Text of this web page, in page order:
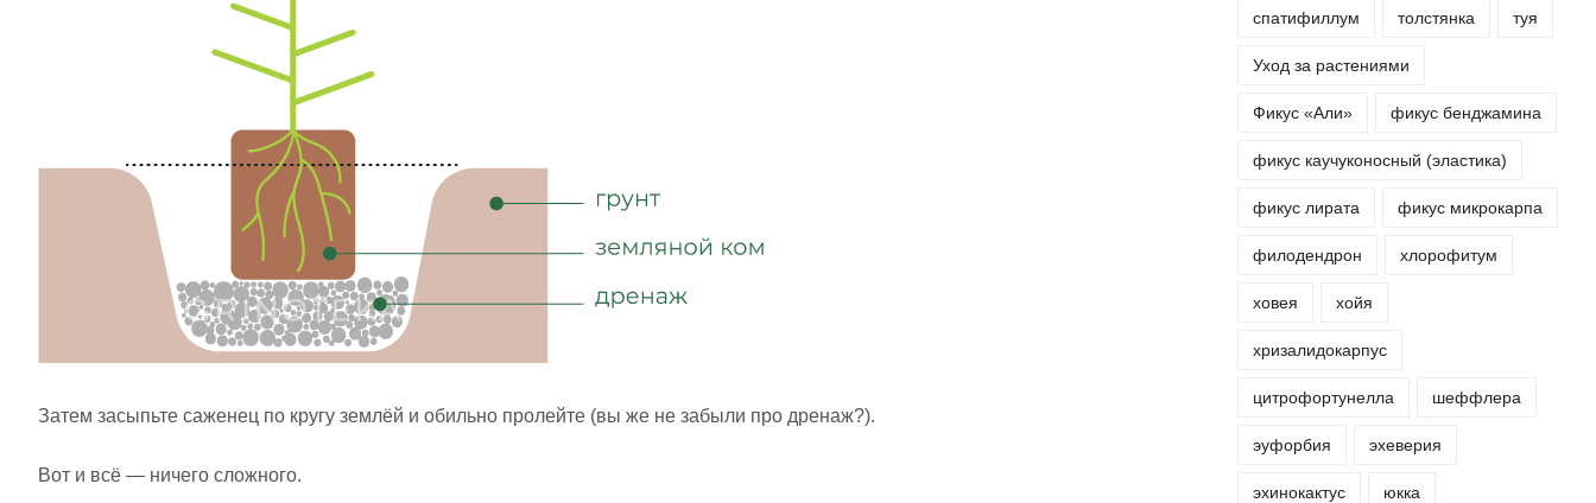
Затем засыпьте саженец по кругу землёй и обильно пролейте (вы же не забыли про дренаж?).
Вот и всё — ничего сложного.
спатифиллум толстянка туя
Уход за растениями
Фикус «Али» фикус бенджамина
фикус каучуконосный (эластика)
фикус лирата фикус микрокарпа
филодендрон хлорофитум
ховея хойя
хризалидокарпус
цитрофортунелла шеффлера
эуфорбия эхеверия
эхинокактус юкка